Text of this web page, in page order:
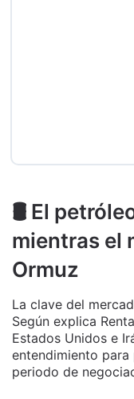
🛢️ El
mientras el
Ormuz
La clave del
Según explica
Estados Unidos e
entendimiento
periodo de